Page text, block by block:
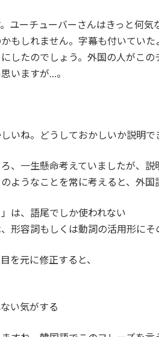
ユーチューバーさんはきっと何
もしれません。字幕も付いてい
したのでしょう。外国の人がこ
いますが…。
いね。どうしておかしいか説明で
、一生懸命考えていましたが、
ようなことを常に考えると、外国
は、語尾でしか使われない
形容詞もしくは動詞の活用形にそ
を元に修正すると、
い気がする